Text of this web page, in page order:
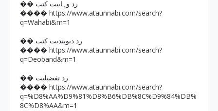
�� رد وہابیت کتب
���� https://www.ataunnabi.com/search?
q=Wahabi&m=1
�� رد دیوبندیت کتب
���� https://www.ataunnabi.com/search?
q=Deoband&m=1
�� رد تفضیلیت
���� https://www.ataunnabi.com/search?
q=%D8%AA%D9%81%D8%B6%DB%8C%D9%84%DB%
8C%D8%AA&m=1